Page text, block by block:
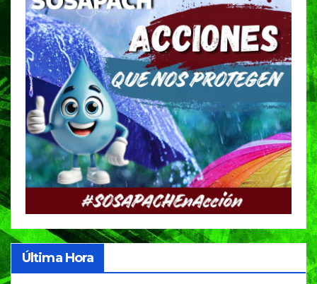
Última Hora